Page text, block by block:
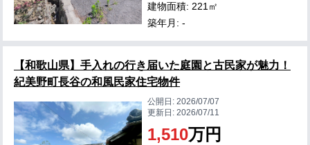
建物面積: 221㎡
築年月: -
【和歌山県】手入れの行き届いた庭園と古民家が魅力！
紀美野町長谷の和風民家住宅物件
公開日:2026/07/07
更新日:2026/07/11
1,510万円